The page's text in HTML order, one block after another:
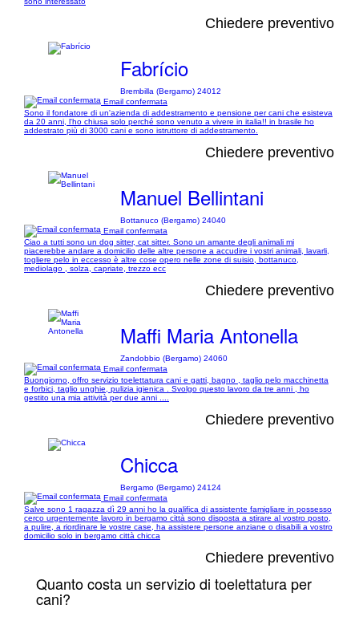
Chiedere preventivo
Fabrício
Brembilla (Bergamo) 24012
Email confermata
Sono il fondatore di un'azienda di addestramento e pensione per cani che esisteva
da 20 anni, l'ho chiusa solo perché sono venuto a vivere in italia!! in brasile ho
addestrato più di 3000 cani e sono istruttore di addestramento.
Chiedere preventivo
Manuel Bellintani
Bottanuco (Bergamo) 24040
Email confermata
Ciao a tutti sono un dog sitter, cat sitter. Sono un amante degli animali mi
piacerebbe andare a domicilio delle altre persone a accudire i vostri animali, lavarli,
togliere pelo in eccesso è altre cose opero nelle zone di suisio, bottanuco,
mediolago , solza, capriate, trezzo ecc
Chiedere preventivo
Maffi Maria Antonella
Zandobbio (Bergamo) 24060
Email confermata
Buongiorno, offro servizio toelettatura cani e gatti, bagno , taglio pelo macchinetta
e forbici, taglio unghie, pulizia igienica . Svolgo questo lavoro da tre anni , ho
gestito una mia attività per due anni ....
Chiedere preventivo
Chicca
Bergamo (Bergamo) 24124
Email confermata
Salve sono 1 ragazza dì 29 anni ho la qualifica di assistente famigliare in possesso
cerco urgentemente lavoro in bergamo città sono disposta a stirare al vostro posto,
a pulire, a riordinare le vostre case, ha assistere persone anziane o disabili a vostro
domicilio solo in bergamo città chicca
Chiedere preventivo
Quanto costa un servizio di toelettatura per
cani?